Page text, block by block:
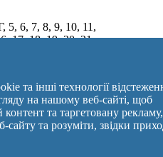
: 27-07-2026.
5, 6, 7, 8, 9, 10, 11,
17, 18, 19, 20, 21,
Індекс
та інші технології
на нашому веб-сайті, щоб
та таргетовану рекламу,
сайту та розуміти, звідки